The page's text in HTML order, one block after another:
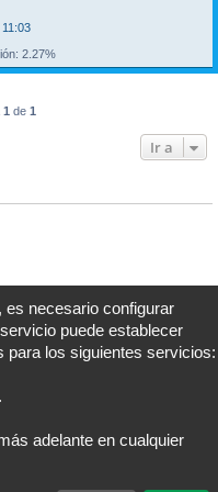
2.27%
1 de 1
Ir a
Todos los horarios son UTC+02:00
© phpBB Limited
es necesario configurar
puede establecer
para los siguientes servicios:
.
adelante en cualquier